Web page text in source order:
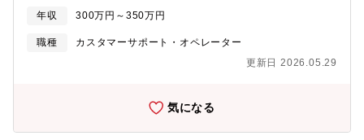
客様への架電業務■ショールームやモデルハウス見学のご案内■来
場予約の管理■資料作成・事務作業（イベント案内のための簡単な
資料作成など）
年収 300万円～350万円
職種
カスタマーサポート・オペレーター
更新日 2026.05.29
気になる